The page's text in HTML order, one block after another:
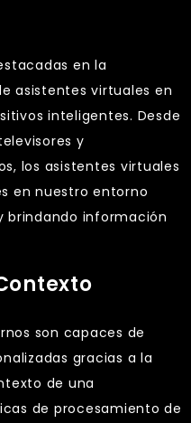
en la
asistentes virtuales en
inteligentes. Desde
y
los asistentes virtuales
en nuestro entorno
información
son capaces de
gracias a la
de una
de procesamiento de